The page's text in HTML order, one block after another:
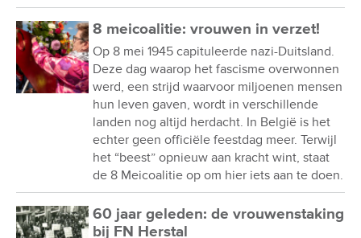
8 meicoalitie: vrouwen in verzet!
Op 8 mei 1945 capituleerde nazi-Duitsland.
Deze dag waarop het fascisme overwonnen
werd, een strijd waarvoor miljoenen mensen
hun leven gaven, wordt in verschillende
landen nog altijd herdacht. In België is het
echter geen officiële feestdag meer. Terwijl
het “beest” opnieuw aan kracht wint, staat
de 8 Meicoalitie op om hier iets aan te doen.
60 jaar geleden: de vrouwenstaking
bij FN Herstal